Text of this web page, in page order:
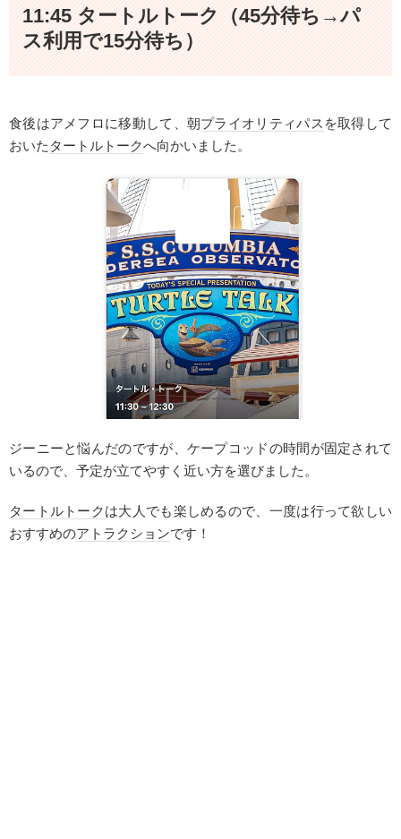
11:45 タートルトーク（45分待ち→パ
ス利用で15分待ち）
食後はアメフロに移動して、朝プライオリティパス を取得して
おいた タートルトークへ向かいました。
ジーニーと悩んだのですが、ケープコッドの時間が固定されて
いるので、予定が立てやすく近い方を選びました。
タートルトークは大人でも楽しめるので、一度は行って欲しい
おすすめのアトラクションです！